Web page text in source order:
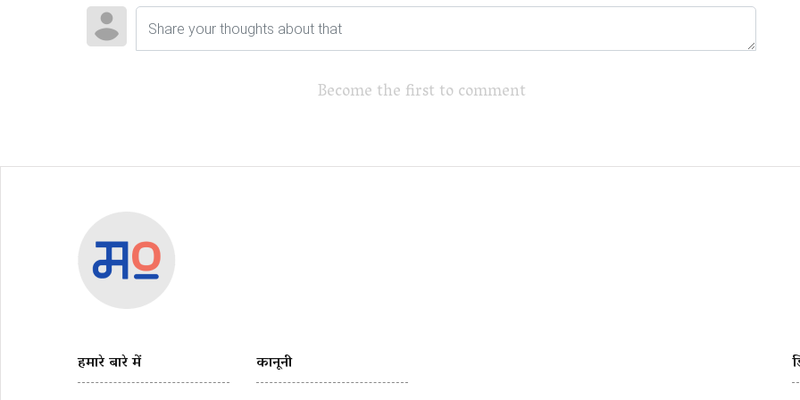
Become the first to comment
हमारे बारे में कानूनी